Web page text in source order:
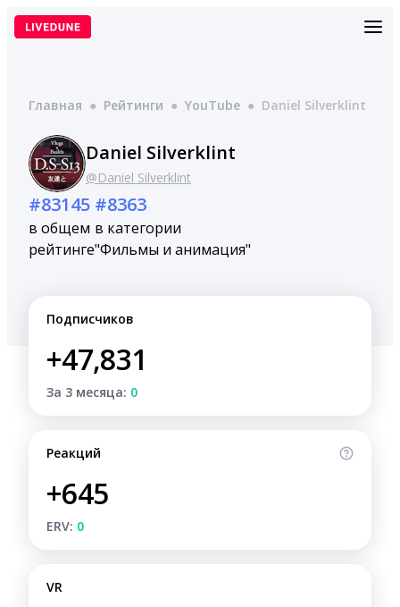
Перейти
Главная ● Рейтинги ● YouTube ● Daniel Silverklint
Daniel Silverklint
@Daniel Silverklint
#83145
в общем
рейтинге
#8363
в категории
"Фильмы и анимация"
Подписчиков
+47,831
За 3 месяца: 0
Реакций
+645
ERV: 0
VR